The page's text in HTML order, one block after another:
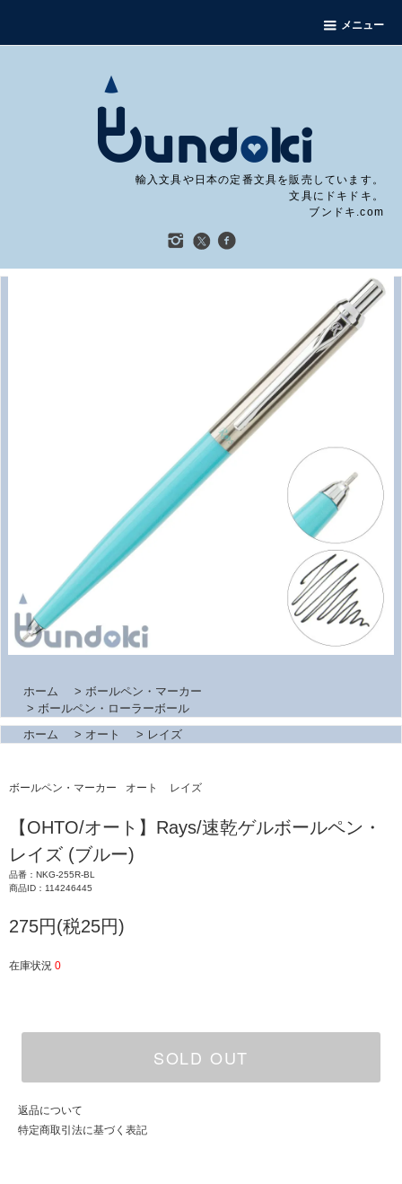
メニュー
輸入文具や日本の定番文具を販売しています。
文具にドキドキ。
ブンドキ.com
ホーム > ボールペン・マーカー
> ボールペン・ローラーボール
ホーム
> オート > レイズ
ボールペン・マーカー オート レイズ
【OHTO/オート】Rays/速乾ゲルボールペン・
レイズ (ブルー)
品番：NKG-255R-BL
商品ID：114246445
275円(税25円)
在庫状況 0
SOLD OUT
返品について
特定商取引法に基づく表記